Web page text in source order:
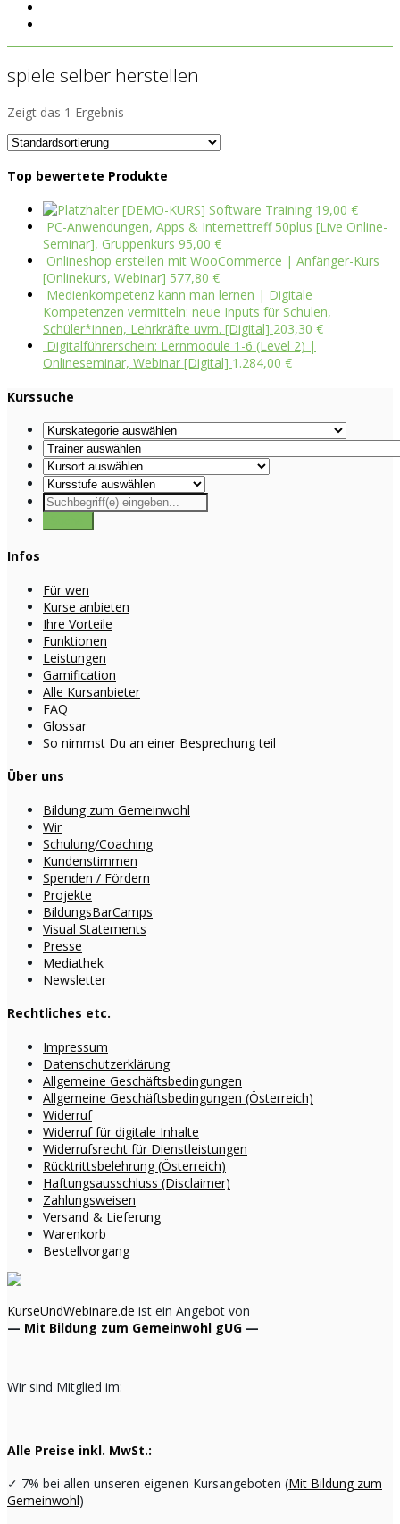
spiele selber herstellen
Zeigt das 1 Ergebnis
Top bewertete Produkte
[DEMO-KURS] Software Training 19,00 €
PC-Anwendungen, Apps & Internettreff 50plus [Live Online-
Seminar], Gruppenkurs 95,00 €
Onlineshop erstellen mit WooCommerce | Anfänger-Kurs
[Onlinekurs, Webinar] 577,80 €
Medienkompetenz kann man lernen | Digitale
Kompetenzen vermitteln: neue Inputs für Schulen,
Schüler*innen, Lehrkräfte uvm. [Digital] 203,30 €
Digitalführerschein: Lernmodule 1-6 (Level 2) |
Onlineseminar, Webinar [Digital] 1.284,00 €
Kurssuche
Infos
Für wen
Kurse anbieten
Ihre Vorteile
Funktionen
Leistungen
Gamification
Alle Kursanbieter
FAQ
Glossar
So nimmst Du an einer Besprechung teil
Über uns
Bildung zum Gemeinwohl
Wir
Schulung/Coaching
Kundenstimmen
Spenden / Fördern
Projekte
BildungsBarCamps
Visual Statements
Presse
Mediathek
Newsletter
Rechtliches etc.
Impressum
Datenschutzerklärung
Allgemeine Geschäftsbedingungen
Allgemeine Geschäftsbedingungen (Österreich)
Widerruf
Widerruf für digitale Inhalte
Widerrufsrecht für Dienstleistungen
Rücktrittsbelehrung (Österreich)
Haftungsausschluss (Disclaimer)
Zahlungsweisen
Versand & Lieferung
Warenkorb
Bestellvorgang
KurseUndWebinare.de ist ein Angebot von
— Mit Bildung zum Gemeinwohl gUG —
Wir sind Mitglied im:
Alle Preise inkl. MwSt.:
✓ 7% bei allen unseren eigenen Kursangeboten (Mit Bildung zum
Gemeinwohl)